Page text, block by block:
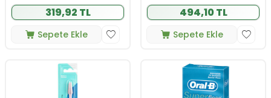
319,92 TL
Sepete Ekle
494,10 TL
Sepete Ekle